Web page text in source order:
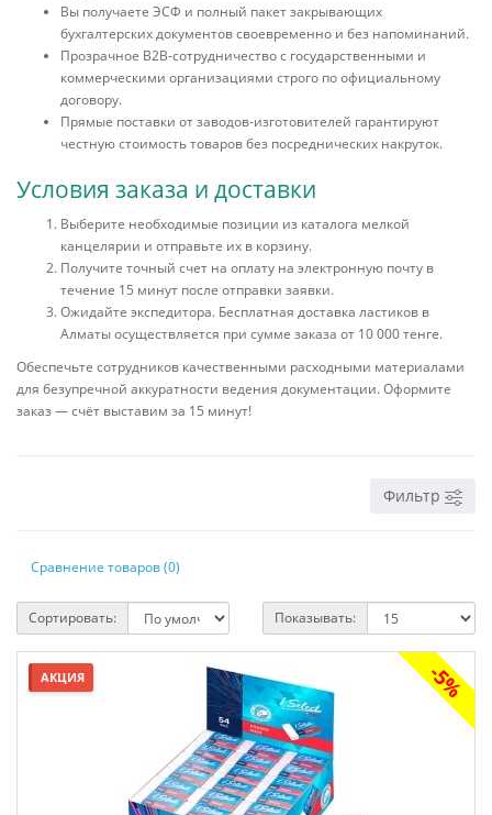
Вы получаете ЭСФ и полный пакет закрывающих
бухгалтерских документов своевременно и без напоминаний.
Прозрачное B2B-сотрудничество с государственными и
коммерческими организациями строго по официальному
договору.
Прямые поставки от заводов-изготовителей гарантируют
честную стоимость товаров без посреднических накруток.
Условия заказа и доставки
Выберите необходимые позиции из каталога мелкой
канцелярии и отправьте их в корзину.
Получите точный счет на оплату на электронную почту в
течение 15 минут после отправки заявки.
Ожидайте экспедитора. Бесплатная доставка ластиков в
Алматы осуществляется при сумме заказа от 10 000 тенге.
Обеспечьте сотрудников качественными расходными материалами
для безупречной аккуратности ведения документации. Оформите
заказ — счёт выставим за 15 минут!
Фильтр
Сравнение товаров (0)
Сортировать: Показывать:
-5%
АКЦИЯ